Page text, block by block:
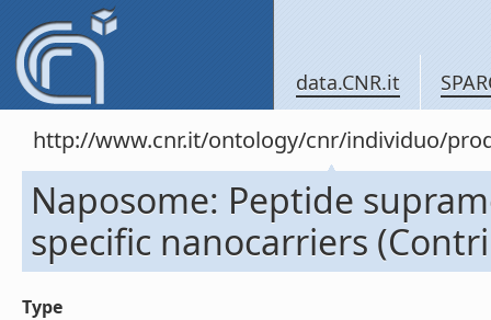
data.CNR.it
http://www.cnr.it/ontology/cnr/individuo/
Naposome: Peptide
specific nanocarriers
Type